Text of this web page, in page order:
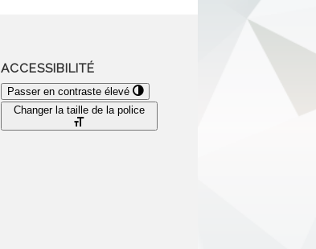
ACCESSIBILITÉ
Passer en contraste élevé
Changer la taille de la police